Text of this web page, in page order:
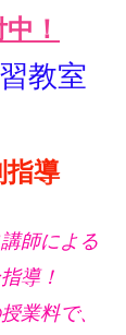
！
教室
指導
師による
導！
業料で、